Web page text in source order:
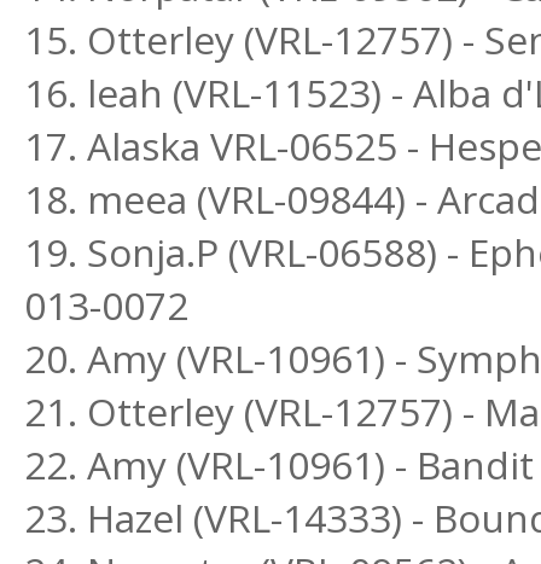
15. Otterley (VRL-12757) -
16. leah (VRL-11523) - Alba
17. Alaska VRL-06525 -
18. meea (VRL-09844) -
19. Sonja.P (VRL-06588) -
013-0072
20. Amy (VRL-10961) -
21. Otterley (VRL-12757) -
22. Amy (VRL-10961) -
23. Hazel (VRL-14333) -